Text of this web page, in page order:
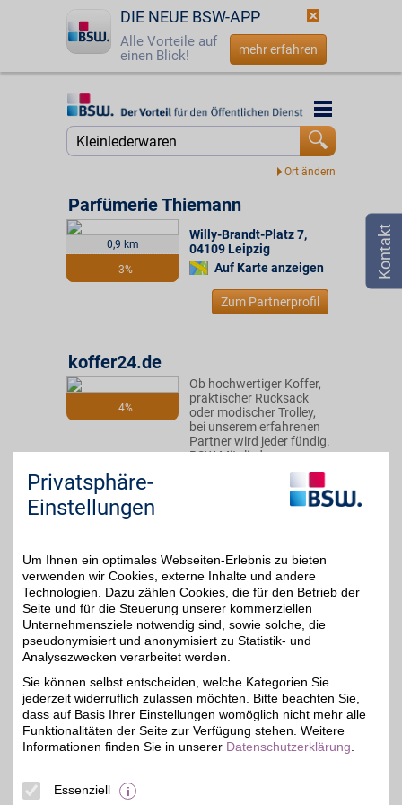
DIE NEUE BSW-APP
Alle Vorteile auf
einen Blick!
mehr erfahren
Startseite
Login
☎ 0800 - 279 25 82
Startseite
0,9 km
3%
Parfümerie Thiemann
Willy-Brandt-Platz 7,
04109 Leipzig
Auf Karte anzeigen
Zum Partnerprofil
4%
koffer24.de
Ob hochwertiger Koffer,
praktischer Rucksack
oder modischer Trolley,
bei unserem erfahrenen
Partner wird jeder fündig.
BSW-Mitglieder
profitieren bei der Online-
Bestellung zusätzlich.
13,4 km
MAGGY & HENRI
Nova Eventis,
06237
Leuna
Auf Karte anzeigen
Zum Partnerprofil
13,4 km
C YOU by TOP TWO
Privatsphäre-
Einstellungen
Um Ihnen ein optimales Webseiten-Erlebnis zu bieten
verwenden wir Cookies, externe Inhalte und andere
Technologien. Dazu zählen Cookies, die für den Betrieb der
Seite und für die Steuerung unserer kommerziellen
Unternehmensziele notwendig sind, sowie solche, die
pseudonymisiert und anonymisiert zu Statistik- und
Analysezwecken verarbeitet werden.
Sie können selbst entscheiden, welche Kategorien Sie
jederzeit widerruflich zulassen möchten. Bitte beachten Sie,
dass auf Basis Ihrer Einstellungen womöglich nicht mehr alle
Funktionalitäten der Seite zur Verfügung stehen. Weitere
Informationen finden Sie in unserer Datenschutzerklärung
Essenziell